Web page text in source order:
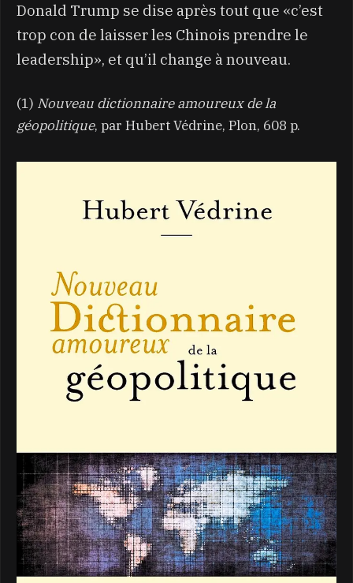
Donald Trump se dise après tout que «c’est
trop con de laisser les Chinois prendre le
leadership», et qu’il change à nouveau.
(1) Nouveau dictionnaire amoureux de la
géopolitique, par Hubert Védrine, Plon, 608 p.